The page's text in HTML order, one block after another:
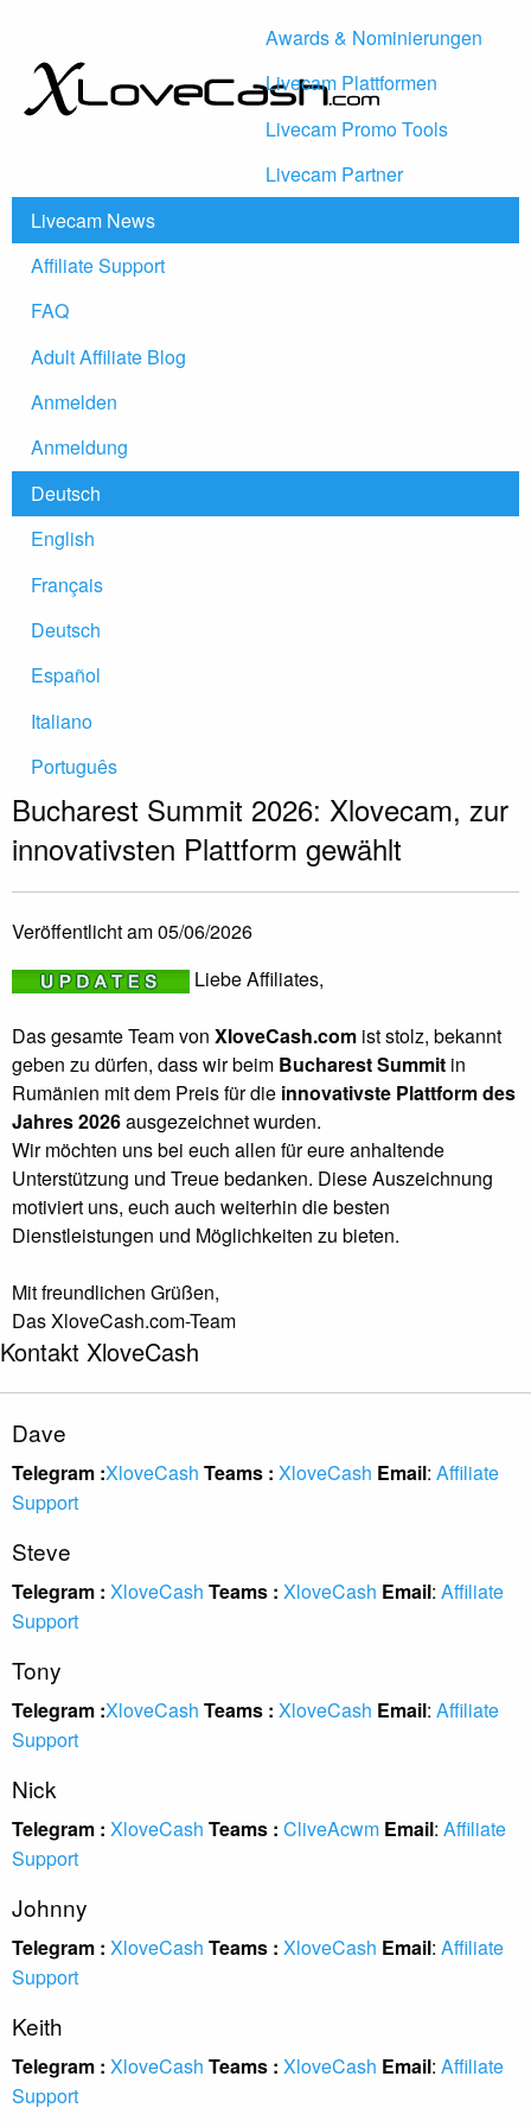
Awards & Nominierungen
Livecam Plattformen
Livecam Promo Tools
Livecam Partner
Livecam News
Affiliate Support
FAQ
Adult Affiliate Blog
Anmelden
Anmeldung
Deutsch
English
Français
Deutsch
Español
Italiano
Português
Bucharest Summit 2026: Xlovecam, zur
innovativsten Plattform gewählt
Veröffentlicht am 05/06/2026
Liebe Affiliates,
Das gesamte Team von XloveCash.com ist stolz, bekannt
geben zu dürfen, dass wir beim Bucharest Summit in
Rumänien mit dem Preis für die innovativste Plattform des
Jahres 2026ausgezeichnet wurden.
Wir möchten uns bei euch allen für eure anhaltende
Unterstützung und Treue bedanken. Diese Auszeichnung
motiviert uns, euch auch weiterhin die besten
Dienstleistungen und Möglichkeiten zu bieten.
Mit freundlichen Grüßen,
Das XloveCash.com-Team
Kontakt XloveCash
Dave
Telegram :XloveCash Teams : XloveCash Email: Affiliate
Support
Steve
Telegram : XloveCash Teams : XloveCash Email: Affiliate
Support
Tony
Telegram :XloveCash Teams : XloveCash Email: Affiliate
Support
Nick
Telegram : XloveCash Teams : CliveAcwm Email: Affiliate
Support
Johnny
Telegram : XloveCash Teams : XloveCash Email: Affiliate
Support
Keith
Telegram : XloveCash Teams : XloveCash Email: Affiliate
Support